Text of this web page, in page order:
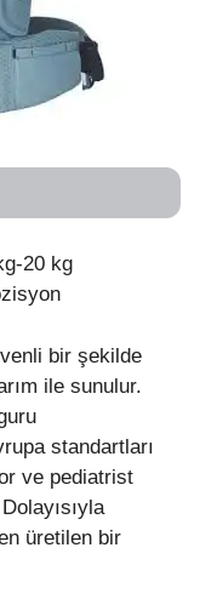
20 kg
bir şekilde
ile sunulur.
standartları
ve pediatrist
üretilen bir